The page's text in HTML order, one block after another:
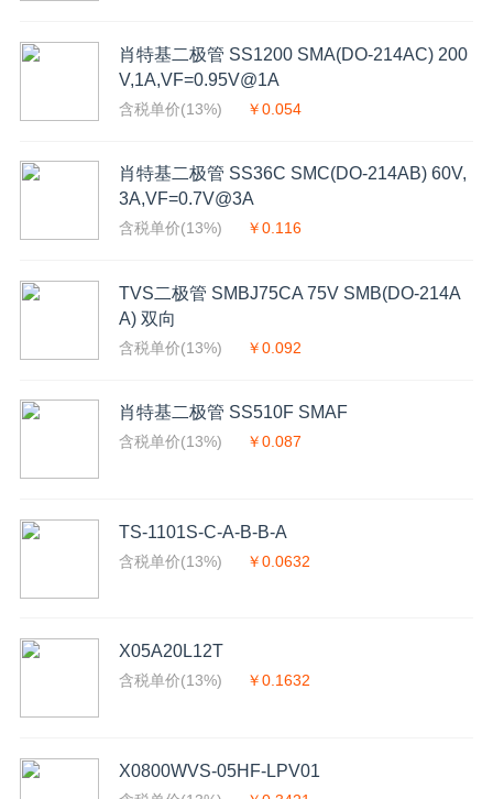
肖特基二极管 SS1200 SMA(DO-214AC) 200
V,1A,VF=0.95V@1A
含税单价(13%) ￥0.054
肖特基二极管 SS36C SMC(DO-214AB) 60V,
3A,VF=0.7V@3A
含税单价(13%) ￥0.116
TVS二极管 SMBJ75CA 75V SMB(DO-214A
A) 双向
含税单价(13%) ￥0.092
肖特基二极管 SS510F SMAF
含税单价(13%) ￥0.087
TS-1101S-C-A-B-B-A
含税单价(13%) ￥0.0632
X05A20L12T
含税单价(13%) ￥0.1632
X0800WVS-05HF-LPV01